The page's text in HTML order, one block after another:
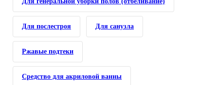
Для послестроя Для санузла
Ржавые подтеки
Средство для акриловой ванны